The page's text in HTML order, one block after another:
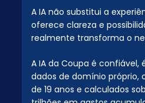
A IA não substitui a
oferece clareza e
realmente transforma o
A IA da Coupa é confiável,
dados de domínio próprio,
de 19 anos e calculados